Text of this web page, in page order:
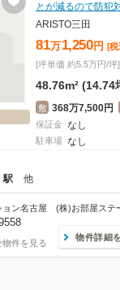
とが減るので防犯
ARISTO三田
81万1,250 円 [税
[坪単価 約5.5万円/坪]
48.76m² (14.74
敷 368万7,500円
保証金 なし
駐車場 なし
駅 他
ョン名古屋 (株)お部屋ステ
物件を見る
物件詳細